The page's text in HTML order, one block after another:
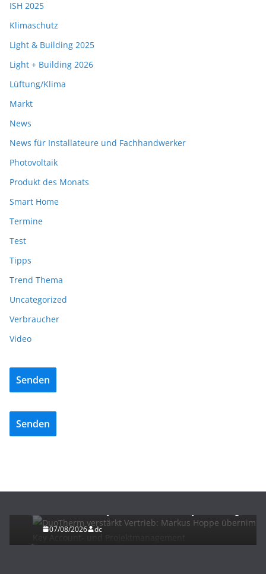
ISH 2025
Klimaschutz
Light & Building 2025
Light + Building 2026
Lüftung/Klima
Markt
News
News für Installateure und Fachhandwerker
Photovoltaik
Produkt des Monats
Smart Home
Termine
Test
Tipps
Trend Thema
Uncategorized
Verbraucher
Video
Senden
Senden
07/08/2026 dc